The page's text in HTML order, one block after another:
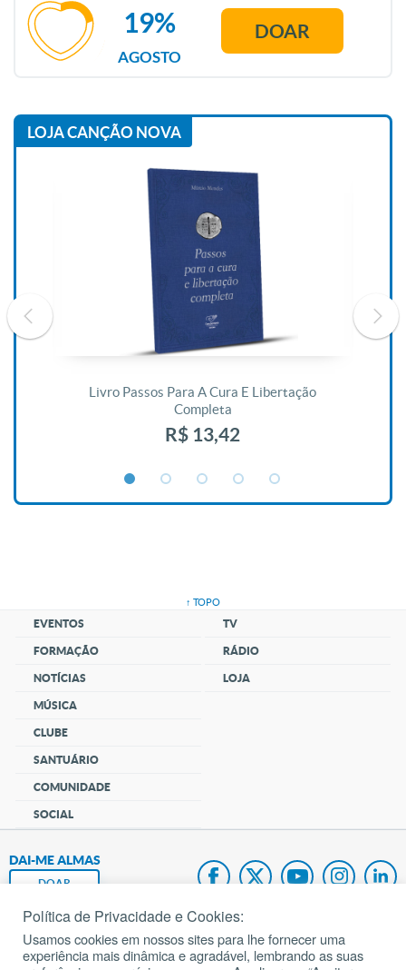
AGOSTO
19% DOAR
LOJA CANÇÃO NOVA
Livro Passos Para A Cura E Libertação
Completa
R$ 13,42
↑ TOPO
EVENTOS
FORMAÇÃO
NOTÍCIAS
MÚSICA
CLUBE
SANTUÁRIO
COMUNIDADE
SOCIAL
TV
RÁDIO
LOJA
DAI-ME ALMAS
DOAR
Fundação João Paulo II
Pedido de Oração
Política de Privacidade e Cookies:
Usamos cookies em nossos sites para lhe fornecer uma
experiência mais dinâmica e agradável, lembrando as suas